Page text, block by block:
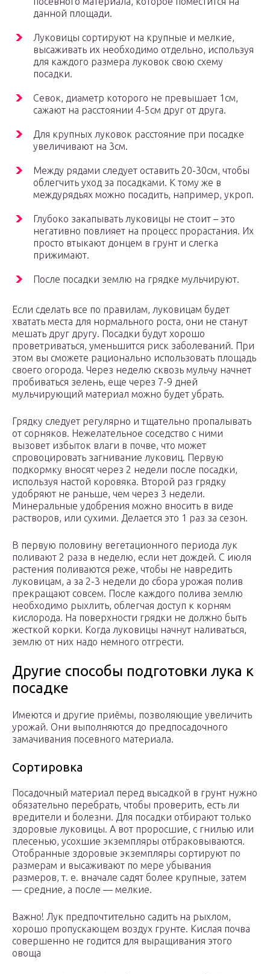
данной площади.
Луковицы сортируют на крупные и мелкие,
высаживать их необходимо отдельно, используя
для каждого размера луковок свою схему
посадки.
Севок, диаметр которого не превышает 1см,
сажают на расстоянии 4-5см друг от друга.
Для крупных луковок расстояние при посадке
увеличивают на 3см.
Между рядами следует оставить 20-30см, чтобы
облегчить уход за посадками. К тому же в
междурядьях можно посадить, например, укроп.
Глубоко закапывать луковицы не стоит – это
негативно повлияет на процесс прорастания. Их
просто втыкают донцем в грунт и слегка
прижимают.
После посадки землю на грядке мульчируют.
Если сделать все по правилам, луковицам будет
хватать места для нормального роста, они не станут
мешать друг другу. Посадки будут хорошо
проветриваться, уменьшится риск заболеваний. При
этом вы сможете рационально использовать площадь
своего огорода. Через неделю сквозь мульчу начнет
пробиваться зелень, еще через 7-9 дней
мульчирующий материал можно будет убрать.
Грядку следует регулярно и тщательно пропалывать
от сорняков. Нежелательное соседство с ними
вызовет избыток влаги в почве, что может
спровоцировать загнивание луковиц. Первую
подкормку вносят через 2 недели после посадки,
используя настой коровяка. Второй раз грядку
удобряют не раньше, чем через 3 недели.
Минеральные удобрения можно вносить в виде
растворов, или сухими. Делается это 1 раз за сезон.
В первую половину вегетационного периода лук
поливают 2 раза в неделю, если нет дождей. С июля
растения поливаются реже, чтобы не навредить
луковицам, а за 2-3 недели до сбора урожая полив
прекращают совсем. После каждого полива землю
необходимо рыхлить, облегчая доступ к корням
кислорода. На поверхности грядки не должно быть
жесткой корки. Когда луковицы начнут наливаться,
землю от них надо немного отгрести.
Другие способы подготовки лука к
посадке
Имеются и другие приёмы, позволяющие увеличить
урожай. Они выполняются до предпосадочного
замачивания посевного материала.
Сортировка
Посадочный материал перед высадкой в грунт нужно
обязательно перебрать, чтобы проверить, есть ли
вредители и болезни. Для посадки отбирают только
здоровые луковицы. А вот проросшие, с гнилью или
плесенью, усохшие экземпляры отбраковываются.
Отобранные здоровые экземпляры сортируют по
размерам и высаживают по мере убывания
размеров, т. е. вначале садят более крупные, затем
— средние, а после — мелкие.
Важно! Лук предпочтительно садить на рыхлом,
хорошо пропускающем воздух грунте. Кислая почва
совершенно не годится для выращивания этого
овоща